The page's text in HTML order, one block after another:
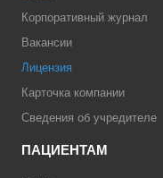
Корпоративный журнал
Вакансии
Лицензия
Карточка компании
Сведения об учредителе
ПАЦИЕНТАМ